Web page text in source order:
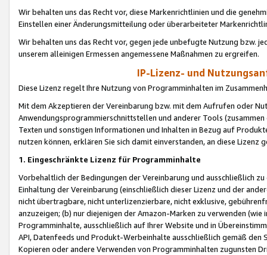
Wir behalten uns das Recht vor, diese Markenrichtlinien und die
Einstellen einer Änderungsmitteilung oder überarbeiteter
Wir behalten uns das Recht vor, gegen jede unbefugte Nutzung bzw.
unserem alleinigen Ermessen angemessene Maßnahmen zu ergreifen.
IP-Lizenz- und
Diese Lizenz regelt Ihre Nutzung von Programminhalten im
Mit dem Akzeptieren der Vereinbarung bzw. mit dem Aufrufen oder
Anwendungsprogrammierschnittstellen und anderer Tools (zusammen
Texten und sonstigen Informationen und Inhalten in Bezug auf
nutzen können, erklären Sie sich damit einverstanden, an diese Lizenz
1. Eingeschränkte Lizenz für Programminhalte
Vorbehaltlich der Bedingungen der Vereinbarung und ausschließlich
Einhaltung der Vereinbarung (einschließlich dieser Lizenz und der
nicht übertragbare, nicht unterlizenzierbare, nicht exklusive,
anzuzeigen; (b) nur diejenigen der Amazon-Marken zu verwenden
Programminhalte, ausschließlich auf Ihrer Website und in
API, Datenfeeds und Produkt-Werbeinhalte ausschließlich gemäß
Kopieren oder andere Verwenden von Programminhalten zugunsten